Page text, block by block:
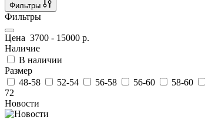
Фильтры
Фильтры
Цена 3700 - 15000 р.
Наличие
В наличии
Размер
48-58
52-54 56-58 56-60 58-60
72
Новости